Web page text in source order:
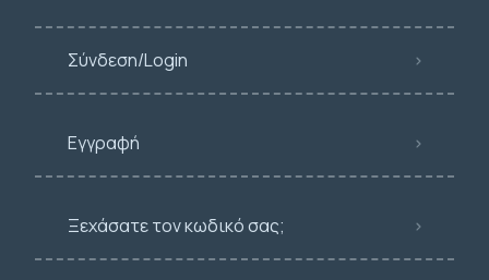
Σύνδεση/Login
Εγγραφή
Ξεχάσατε τον κωδικό σας;